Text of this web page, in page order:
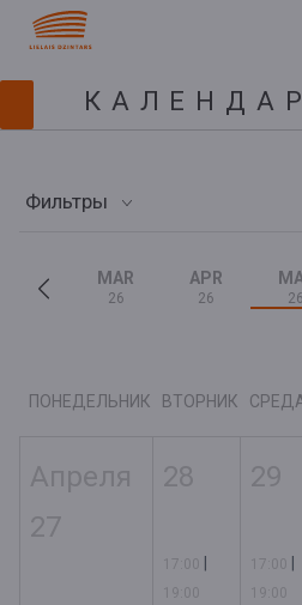
Фильтры
MAR
26
APR
26 26
ПОНЕДЕЛЬНИК ВТОРНИК
Апреля
27
28
17:00
19:00
29
17:00
19:00